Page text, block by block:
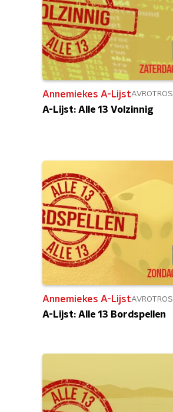
Annemiekes A-LijstAVROTROS
A-Lijst: Alle 13 Volzinnig
Annemiekes A-LijstAVROTROS
A-Lijst: Alle 13 Bordspellen